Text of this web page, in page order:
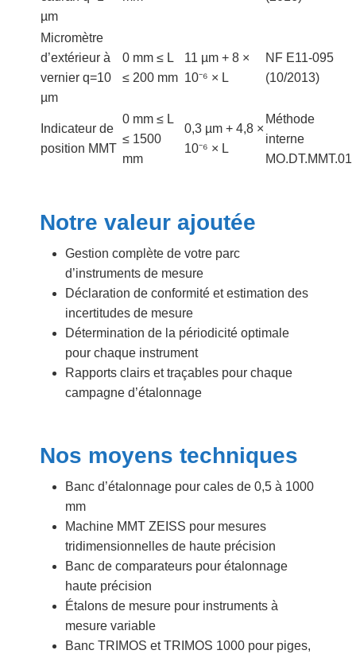
µm
Micromètre
d’extérieur à
vernier q=10
µm
0 mm ≤ L
≤ 200 mm
11 µm + 8 ×
10⁻⁶ × L
NF E11-095
(10/2013)
Indicateur de
position MMT
0 mm ≤ L
≤ 1500
mm
0,3 µm + 4,8 ×
10⁻⁶ × L
Méthode
interne
MO.DT.MMT.01
Notre valeur ajoutée
Gestion complète de votre parc
d’instruments de mesure
Déclaration de conformité et estimation des
incertitudes de mesure
Détermination de la périodicité optimale
pour chaque instrument
Rapports clairs et traçables pour chaque
campagne d’étalonnage
Nos moyens techniques
Banc d’étalonnage pour cales de 0,5 à 1000
mm
Machine MMT ZEISS pour mesures
tridimensionnelles de haute précision
Banc de comparateurs pour étalonnage
haute précision
Étalons de mesure pour instruments à
mesure variable
Banc TRIMOS et TRIMOS 1000 pour piges,